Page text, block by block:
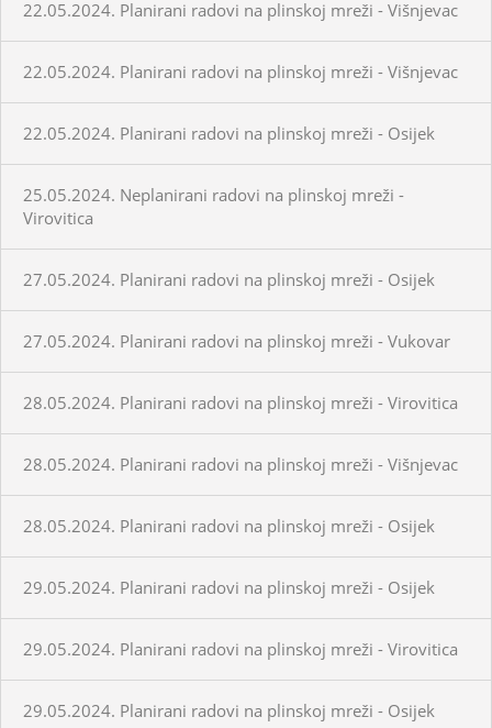
22.05.2024. Planirani radovi na plinskoj mreži - Višnjevac
22.05.2024. Planirani radovi na plinskoj mreži - Višnjevac
22.05.2024. Planirani radovi na plinskoj mreži - Osijek
25.05.2024. Neplanirani radovi na plinskoj mreži -
Virovitica
27.05.2024. Planirani radovi na plinskoj mreži - Osijek
27.05.2024. Planirani radovi na plinskoj mreži - Vukovar
28.05.2024. Planirani radovi na plinskoj mreži - Virovitica
28.05.2024. Planirani radovi na plinskoj mreži - Višnjevac
28.05.2024. Planirani radovi na plinskoj mreži - Osijek
29.05.2024. Planirani radovi na plinskoj mreži - Osijek
29.05.2024. Planirani radovi na plinskoj mreži - Virovitica
29.05.2024. Planirani radovi na plinskoj mreži - Osijek